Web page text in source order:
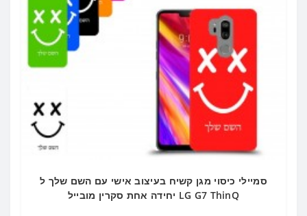
סמיילי כיסוי מגן קשיח בעיצוב אישי עם השם שלך ל
LG G7 ThinQ יחידה אחת סקרין מובייל